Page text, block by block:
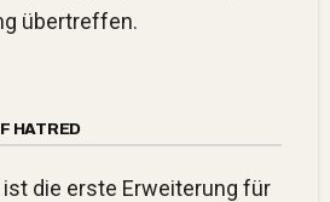
übertreffen.
HATRED
ist die erste Erweiterung für